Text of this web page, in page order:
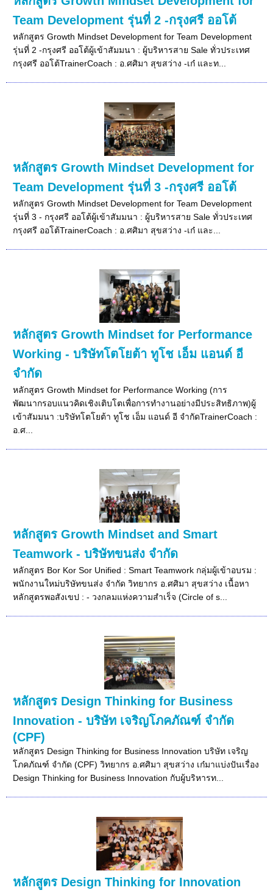
Team Development รุ่นที่ 2 -กรุงศรี ออโต้
หลักสูตร Growth Mindset Development for Team Development
รุ่นที่ 2 -กรุงศรี ออโต้ผู้เข้าสัมมนา : ผู้บริหารสาย Sale ทั่วประเทศ
กรุงศรี ออโต้TrainerCoach : อ.ศศิมา สุขสว่าง -เก๋ และท...
หลักสูตร Growth Mindset Development for
Team Development รุ่นที่ 3 -กรุงศรี ออโต้
หลักสูตร Growth Mindset Development for Team Development
รุ่นที่ 3 - กรุงศรี ออโต้ผู้เข้าสัมมนา : ผู้บริหารสาย Sale ทั่วประเทศ
กรุงศรี ออโต้TrainerCoach : อ.ศศิมา สุขสว่าง -เก๋ และ...
หลักสูตร Growth Mindset for Performance
Working - บริษัทโตโยต้า ทูโช เอ็ม แอนด์ อี
จำกัด
หลักสูตร Growth Mindset for Performance Working (การ
พัฒนากรอบแนวคิดเชิงเติบโตเพื่อการทำงานอย่างมีประสิทธิภาพ)ผู้
เข้าสัมมนา :บริษัทโตโยต้า ทูโช เอ็ม แอนด์ อี จำกัดTrainerCoach :
อ.ศ...
หลักสูตร Growth Mindset and Smart
Teamwork - บริษัทขนส่ง จำกัด
หลักสูตร Bor Kor Sor Unified : Smart Teamwork กลุ่มผู้เข้าอบรม :
พนักงานใหม่บริษัทขนส่ง จำกัด วิทยากร อ.ศศิมา สุขสว่าง เนื้อหา
หลักสูตรพอสังเขป : - วงกลมแห่งความสำเร็จ (Circle of s...
หลักสูตร Design Thinking for Business
Innovation - บริษัท เจริญโภคภัณฑ์ จำกัด
(CPF)
หลักสูตร Design Thinking for Business Innovation บริษัท เจริญ
โภคภัณฑ์ จำกัด (CPF) วิทยากร อ.ศศิมา สุขสว่าง เก๋มาแบ่งปันเรื่อง
Design Thinking for Business Innovation กับผู้บริหารท...
หลักสูตร Design Thinking for Innovation